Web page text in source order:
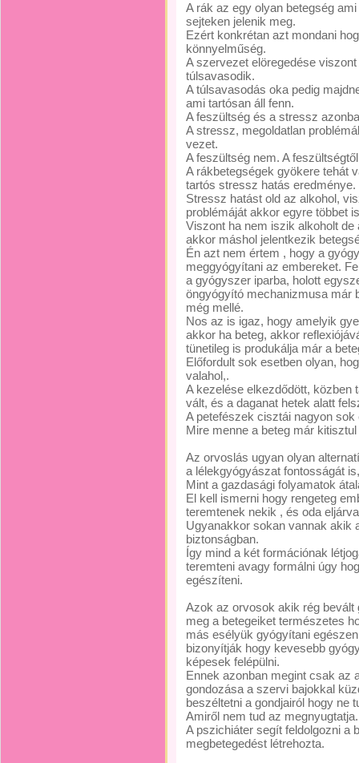
A rák az egy olyan betegség
sejteken jelenik meg.
Ezért konkrétan azt mondani
könnyelműség.
A szervezet elöregedése
túlsavasodik.
A túlsavasodás oka pedig
ami tartósan áll fenn.
A feszültség és a stressz
A stressz, megoldatlan
vezet.
A feszültség nem. A
A rákbetegségek gyökere tehát
tartós stressz hatás eredménye.
Stressz hatást old az alkohol,
problémáját akkor egyre többet
Viszont ha nem iszik alkoholt
akkor máshol jelentkezik
Én azt nem értem , hogy a
meggyógyítani az embereket.
a gyógyszer iparba, holott
öngyógyító mechanizmusa már
még mellé.
Nos az is igaz, hogy amelyik
akkor ha beteg, akkor
tünetileg is produkálja már a
Előfordult sok esetben olyan,
valahol,.
A kezelése elkezdődött, közben
vált, és a daganat hetek alatt
A petefészek cisztái nagyon
Mire menne a beteg már
Az orvoslás ugyan olyan
a lélekgyógyászat fontosságát is,
Mint a gazdasági folyamatok
El kell ismerni hogy rengeteg
teremtenek nekik , és oda
Ugyanakkor sokan vannak akik
biztonságban.
Így mind a két formációnak
teremteni avagy formálni úgy
egészíteni.
Azok az orvosok akik rég
meg a betegeiket természetes
más esélyük gyógyítani
bizonyítják hogy kevesebb
képesek felépülni.
Ennek azonban megint csak az
gondozása a szervi bajokkal
beszéltetni a gondjairól hogy ne
Amiről nem tud az
A pszichiáter segít feldolgozni a
megbetegedést létrehozta.